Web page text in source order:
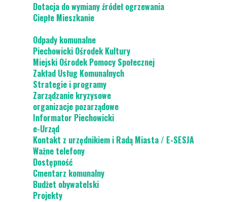
Dotacja do wymiany źródeł ogrzewania
Ciepłe Mieszkanie
Odpady komunalne
Piechowicki Ośrodek Kultury
Miejski Ośrodek Pomocy Społecznej
Zakład Usług Komunalnych
Strategie i programy
Zarządzanie kryzysowe
organizacje pozarządowe
Informator Piechowicki
e-Urząd
Kontakt z urzędnikiem i Radą Miasta / E-SESJA
Ważne telefony
Dostępność
Cmentarz komunalny
Budżet obywatelski
Projekty